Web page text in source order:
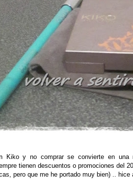
Kiko y no comprar se convierte en una
tienen descuentos o promociones del
pero que me he portado muy bien) ..